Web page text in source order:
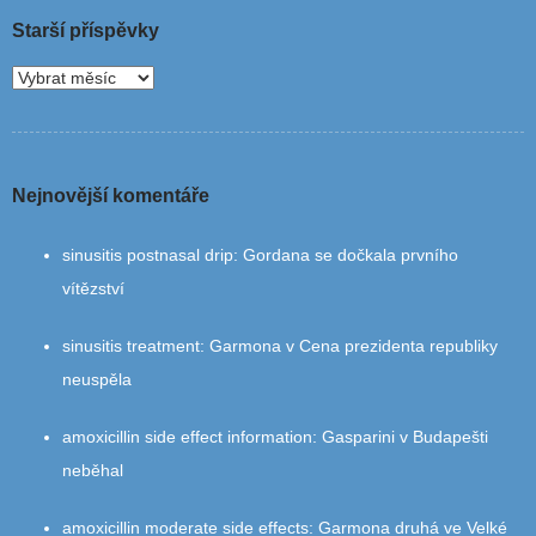
Starší příspěvky
Nejnovější komentáře
sinusitis postnasal drip: Gordana se dočkala prvního
vítězství
sinusitis treatment: Garmona v Cena prezidenta republiky
neuspěla
amoxicillin side effect information: Gasparini v Budapešti
neběhal
amoxicillin moderate side effects: Garmona druhá ve Velké